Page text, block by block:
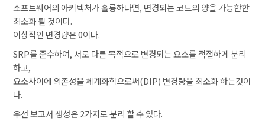
소프트웨어의 아키텍처가 훌륭하다면, 변경되는 코드의 양을 가능한한
최소화 될 것이다.
이상적인 변경량은 0이다.
SRP를 준수하여, 서로 다른 목적으로 변경되는 요소를 적절하게 분리
하고,
요소사이에 의존성을 체계화함으로써(DIP) 변경량을 최소화 하는것이
다.
우선 보고서 생성은 2가지로 분리 할 수 있다.